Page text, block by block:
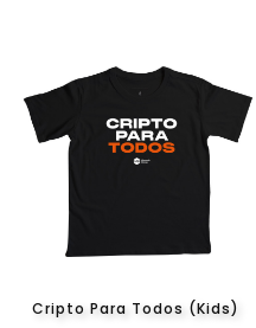
Cripto Para Todos (Kids)